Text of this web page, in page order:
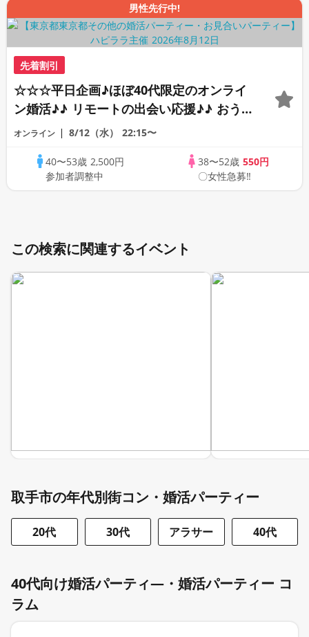
男性先行中!
先着割引
☆☆☆平日企画♪ほぼ40代限定のオンライ
ン婚活♪♪ リモートの出会い応援♪♪ おう
ちで乾杯しませんか♪♪ ☆全国の方が対象
PARTY!!
オンライン 8/12（水） 22:15〜
40〜53歳 2,500円
参加者調整中
38〜52歳 550円
〇女性急募‼
この検索に関連するイベント
取手市の年代別街コン・婚活パーティー
20代 30代 アラサー 40代
40代向け婚活パーティ―・婚活パーティー コ
ラム